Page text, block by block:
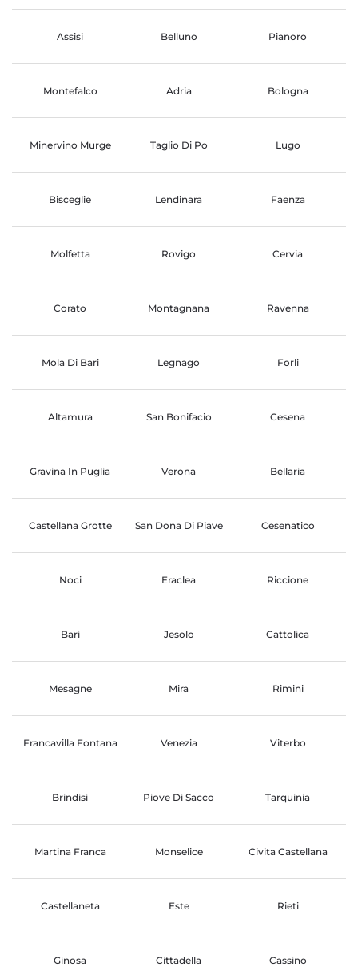
Assisi Belluno Pianoro
Montefalco Adria Bologna
Minervino Murge Taglio Di Po Lugo
Bisceglie Lendinara Faenza
Molfetta Rovigo Cervia
Corato Montagnana Ravenna
Mola Di Bari Legnago Forli
Altamura San Bonifacio Cesena
Gravina In Puglia Verona Bellaria
Castellana Grotte San Dona Di Piave Cesenatico
Noci Eraclea Riccione
Bari Jesolo Cattolica
Mesagne Mira Rimini
Francavilla Fontana Venezia Viterbo
Brindisi Piove Di Sacco Tarquinia
Martina Franca Monselice Civita Castellana
Castellaneta Este Rieti
Ginosa Cittadella Cassino